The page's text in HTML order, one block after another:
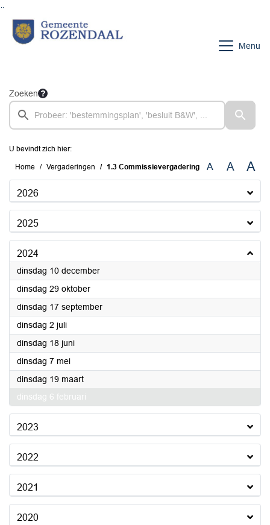
Menu
Zoeken
U bevindt zich hier:
Home Vergaderingen 1.3 Commissievergadering A A A
2026
2025
2024
dinsdag 10 december2024
dinsdag 29 oktober2024
dinsdag 17 september2024
dinsdag 2 juli2024
dinsdag 18 juni2024
dinsdag 7 mei2024
dinsdag 19 maart2024
dinsdag 6 februari
2023
2022
2021
2020